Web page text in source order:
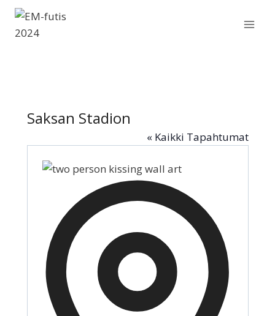
Siirry
sisältöön
Saksan Stadion
« Kaikki Tapahtumat